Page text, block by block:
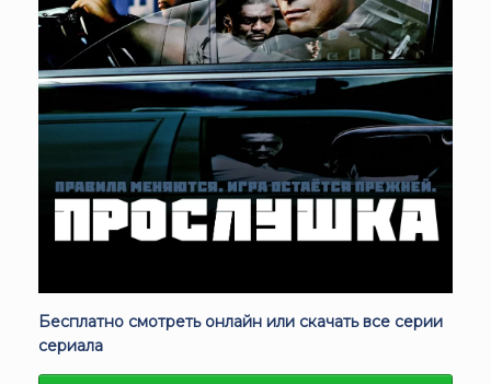
Бесплатно смотреть онлайн или скачать все серии
сериала